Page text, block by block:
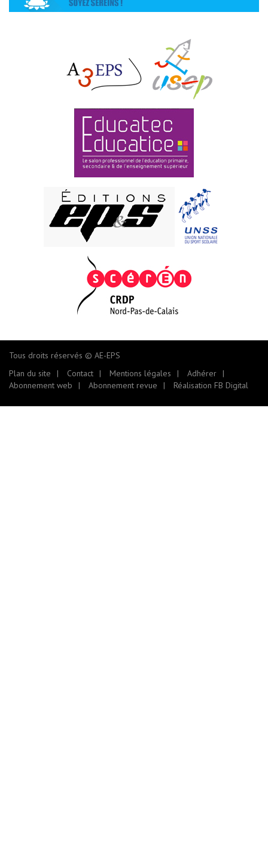
Tous droits réservés © AE-EPS
Plan du site
Contact Mentions légales
Adhérer
Abonnement web
Abonnement revue Réalisation FB Digital